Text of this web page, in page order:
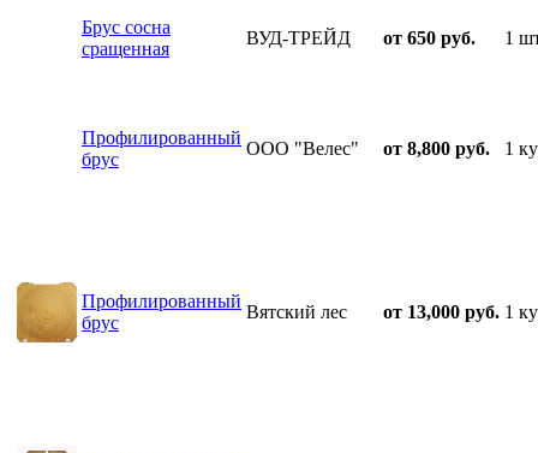
Брус сосна
сращенная
ВУД-ТРЕЙД от 650 руб. 1
Профилированный
брус
ООО "Велес" от 8,800 руб. 1
Профилированный
брус
Вятский лес от 13,000 руб. 1